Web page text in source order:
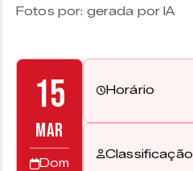
Fotos por: gerada por IA
15
MAR
Dom
Horário
Classificação